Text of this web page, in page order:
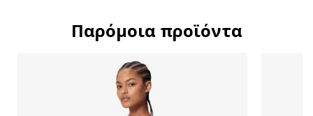
Παρόμοια προϊόντα